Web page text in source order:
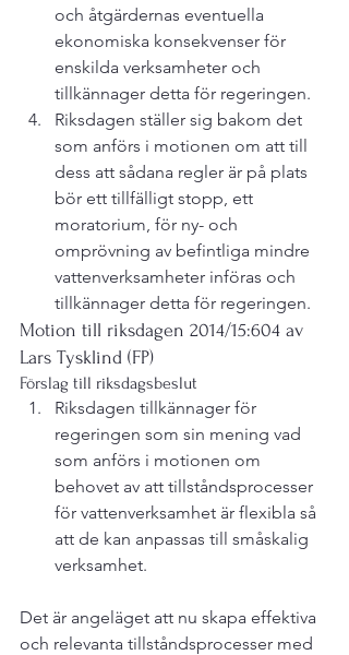
och åtgärdernas eventuella
ekonomiska konsekvenser för
enskilda verksamheter och
tillkännager detta för regeringen.
Riksdagen ställer sig bakom det
som anförs i motionen om att till
dess att sådana regler är på plats
bör ett tillfälligt stopp, ett
moratorium, för ny- och
omprövning av befintliga mindre
vattenverksamheter införas och
tillkännager detta för regeringen.
Motion till riksdagen 2014/15:604 av
Lars Tysklind (FP)
Förslag till riksdagsbeslut
Riksdagen tillkännager för
regeringen som sin mening vad
som anförs i motionen om
behovet av att tillståndsprocesser
för vattenverksamhet är flexibla så
att de kan anpassas till småskalig
verksamhet.
Det är angeläget att nu skapa effektiva
och relevanta tillståndsprocesser med